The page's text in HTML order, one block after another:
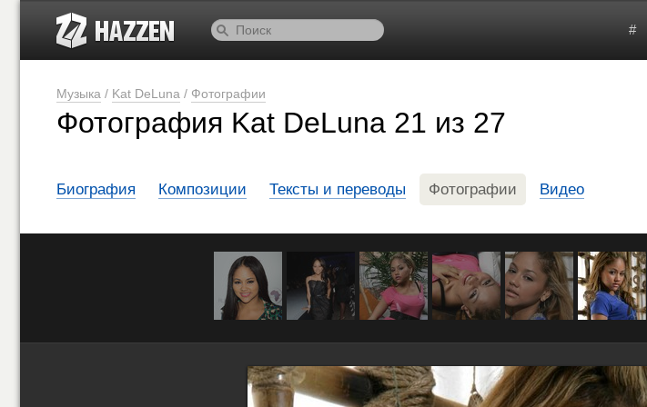
#
Музыка / Kat DeLuna / Фотографии
Фотография Kat DeLuna 21 из 27
Биография Композиции Тексты и переводы Фотографии Видео